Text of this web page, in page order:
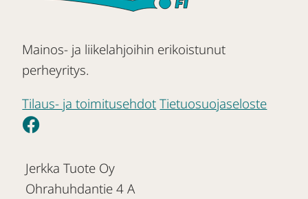
Mainos- ja liikelahjoihin erikoistunut
perheyritys.
Tilaus- ja toimitusehdot Tietuosuojaseloste
Jerkka Tuote Oy
Ohrahuhdantie 4 A